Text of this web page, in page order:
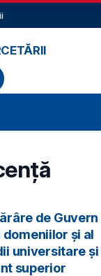
de Guvern
și al
universitare și
superior